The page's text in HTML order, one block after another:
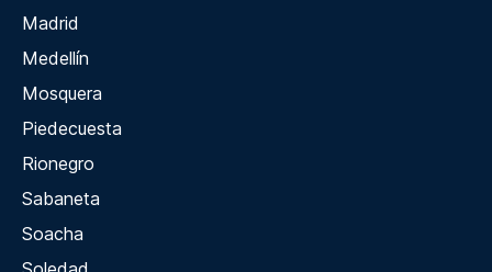
Madrid
Medellín
Mosquera
Piedecuesta
Rionegro
Sabaneta
Soacha